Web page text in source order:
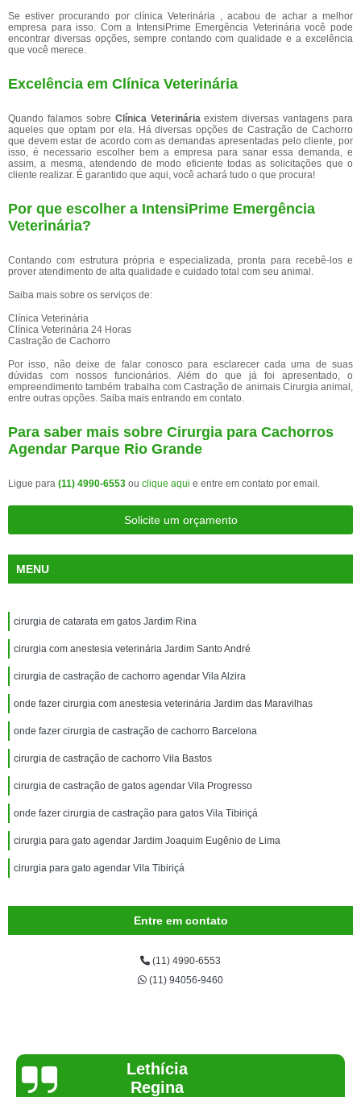
Se estiver procurando por clínica Veterinária , acabou de achar a melhor
empresa para isso. Com a IntensiPrime Emergência Veterinária você pode
encontrar diversas opções, sempre contando com qualidade e a excelência
que você merece.
Excelência em Clínica Veterinária
Quando falamos sobre Clínica Veterináriaexistem diversas vantagens para
aqueles que optam por ela. Há diversas opções de Castração de Cachorro
que devem estar de acordo com as demandas apresentadas pelo cliente, por
isso, é necessario escolher bem a empresa para sanar essa demanda, e
assim, a mesma, atendendo de modo eficiente todas as solicitações que o
cliente realizar. É garantido que aqui, você achará tudo o que procura!
Por que escolher a IntensiPrime Emergência
Veterinária?
Contando com estrutura própria e especializada, pronta para recebê-los e
prover atendimento de alta qualidade e cuidado total com seu animal.
Saiba mais sobre os serviços de:
Clínica Veterinária
Clínica Veterinária 24 Horas
Castração de Cachorro
Por isso, não deixe de falar conosco para esclarecer cada uma de suas
dúvidas com nossos funcionários. Além do que já foi apresentado, o
empreendimento também trabalha com Castração de animais Cirurgia animal,
entre outras opções. Saiba mais entrando em contato.
Para saber mais sobre Cirurgia para Cachorros
Agendar Parque Rio Grande
Ligue para (11) 4990-6553 ou clique aqui e entre em contato por email.
Solicite um orçamento
MENU
cirurgia de catarata em gatos Jardim Rina
cirurgia com anestesia veterinária Jardim Santo André
cirurgia de castração de cachorro agendar Vila Alzira
onde fazer cirurgia com anestesia veterinária Jardim das Maravilhas
onde fazer cirurgia de castração de cachorro Barcelona
cirurgia de castração de cachorro Vila Bastos
cirurgia de castração de gatos agendar Vila Progresso
onde fazer cirurgia de castração para gatos Vila Tibiriçá
cirurgia para gato agendar Jardim Joaquim Eugênio de Lima
cirurgia para gato agendar Vila Tibiriçá
Entre em contato
(11) 4990-6553
(11) 94056-9460
Joelma Lilian